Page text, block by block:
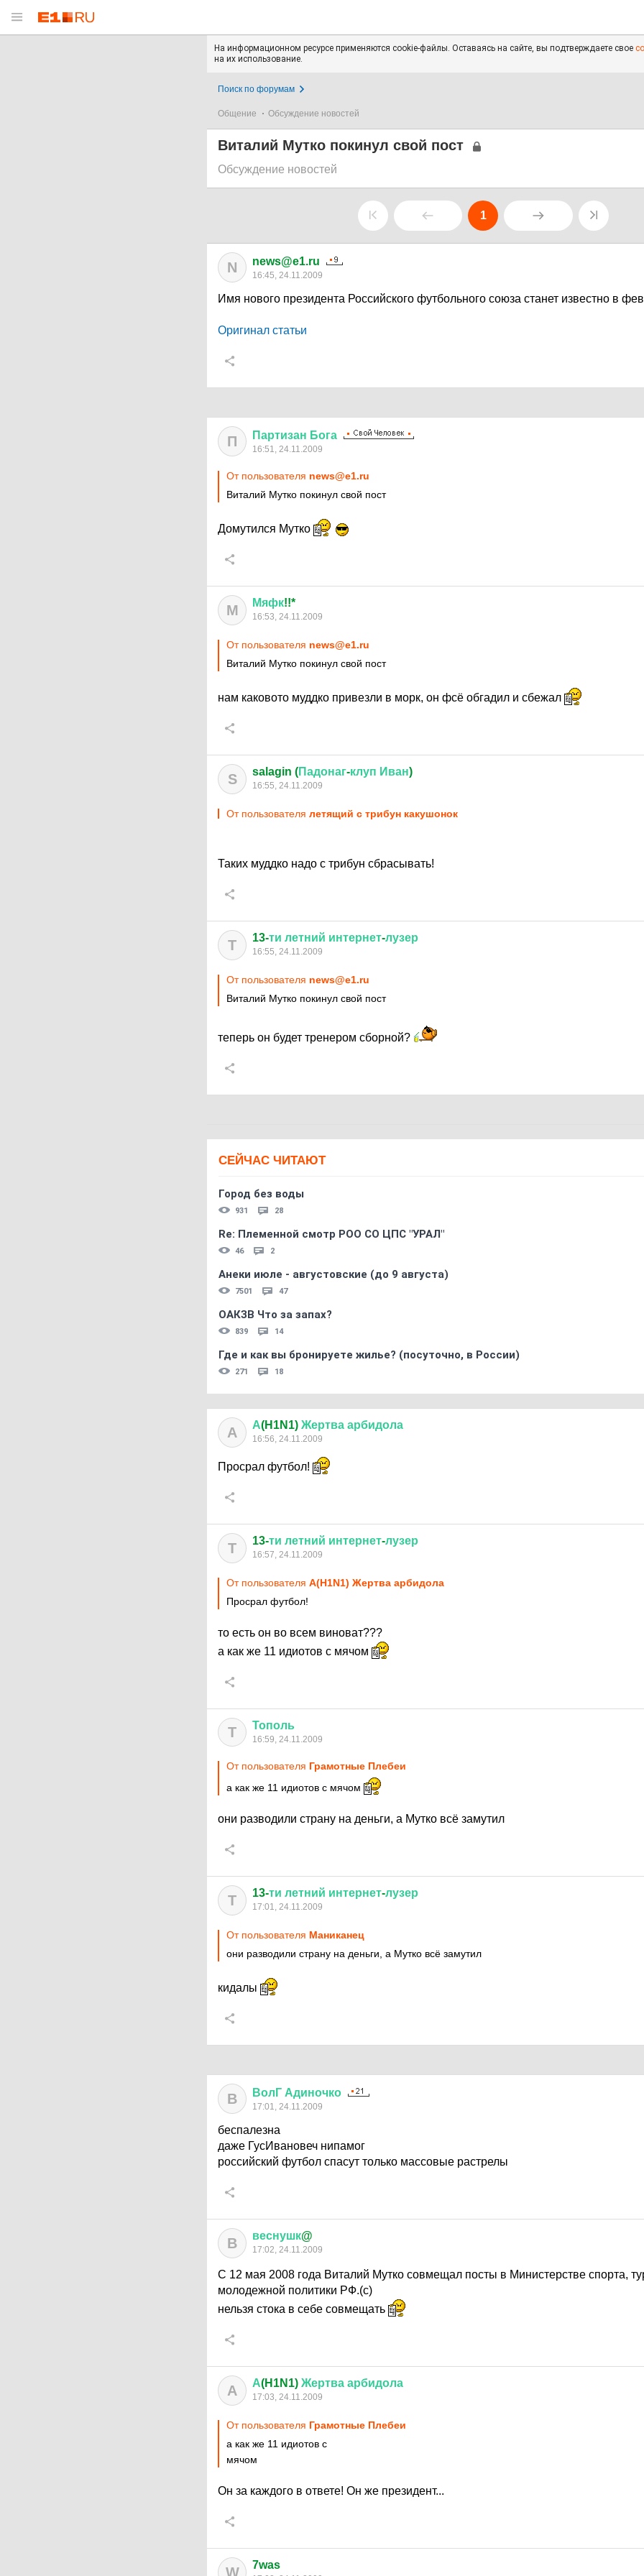
На информационном ресурсе применяются cookie-файлы. Оставаясь на сайте, вы подтверждаете свое
на их использование.
Поиск по форумам
Общение Обсуждение новостей
Виталий Мутко покинул свой пост
Обсуждение новостей
1
N news@e1.ru
16:45, 24.11.2009
Имя нового президента Российского футбольного союза станет известно в
Оригинал статьи
П Партизан Бога
16:51, 24.11.2009
От пользователя news@e1.ru
Виталий Мутко покинул свой пост
Домутился Мутко
М Мяфк!!*
16:53, 24.11.2009
От пользователя news@e1.ru
Виталий Мутко покинул свой пост
нам каковото муддко привезли в морк, он фсё обгадил и сбежал
S salagin (Падонаг-клуп Иван)
16:55, 24.11.2009
От пользователя летящий с трибун какушонок
Таких муддко надо с трибун сбрасывать!
Т 13-ти летний интернет-лузер
16:55, 24.11.2009
От пользователя news@e1.ru
Виталий Мутко покинул свой пост
теперь он будет тренером сборной?
СЕЙЧАС ЧИТАЮТ
Город без воды
931 28
Re: Племеннoй смoтр РOO CO ЦПС "УРАЛ"
46 2
Анеки июле - августовские (до 9 августа)
7501 47
ОАКЗВ Что за запах?
839 14
Где и как вы бронируете жилье? (посуточно, в России)
271 18
А А(H1N1) Жертва арбидола
16:56, 24.11.2009
Просрал футбол!
Т 13-ти летний интернет-лузер
16:57, 24.11.2009
От пользователя А(H1N1) Жертва арбидола
Просрал футбол!
то есть он во всем виноват???
а как же 11 идиотов с мячом
Т Тополь
16:59, 24.11.2009
От пользователя Грамотные Плебеи
а как же 11 идиотов с мячом
они разводили страну на деньги, а Мутко всё замутил
Т 13-ти летний интернет-лузер
17:01, 24.11.2009
От пользователя Маниканец
они разводили страну на деньги, а Мутко всё замутил
кидалы
В ВолГ Адиночко
17:01, 24.11.2009
беспалезна
даже ГусИвановеч нипамог
российский футбол спасут только массовые растрелы
В веснушк@
17:02, 24.11.2009
С 12 мая 2008 года Виталий Мутко совмещал посты в Министерстве спорта,
молодежной политики РФ.(с)
нельзя стока в себе совмещать
А А(H1N1) Жертва арбидола
17:03, 24.11.2009
От пользователя Грамотные Плебеи
а как же 11 идиотов с
мячом
Он за каждого в ответе! Он же президент...
W 7was